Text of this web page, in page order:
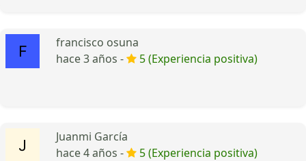
francisco osuna
hace 3 años -
5 (Experiencia positiva)
Juanmi García
hace 4 años -
5 (Experiencia positiva)